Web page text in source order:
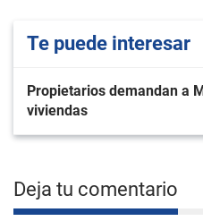
Te puede interesar
Propietarios demandan a
viviendas
Deja tu comentario